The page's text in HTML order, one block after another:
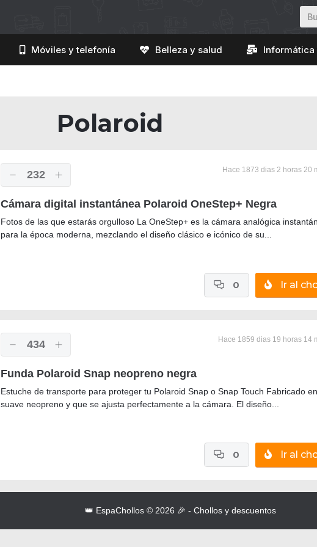
Móviles y telefonía Belleza y salud
Polaroid
232 Hace 1873 dias 2 horas 20
Cámara digital instantánea Polaroid OneStep+ Negra
Fotos de las que estarás orgulloso La OneStep+ es la cámara analógica
para la época moderna, mezclando el diseño clásico e icónico de su...
Ir al
0
434 Hace 1859 dias 19 horas 14
Funda Polaroid Snap neopreno negra
Estuche de transporte para proteger tu Polaroid Snap o Snap Touch Fabricado en
suave neopreno y que se ajusta perfectamente a la cámara. El diseño...
Ir al
0
👑 EspaChollos © 2026 🎉 - Chollos y descuentos